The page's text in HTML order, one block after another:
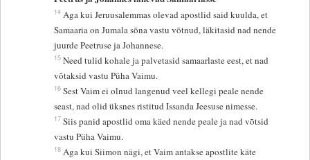
14 Aga kui Jeruusalemmas olevad apostlid said kuulda, et
Samaaria on Jumala sõna vastu võtnud, läkitasid nad nende
juurde Peetruse ja Johannese.
15 Need tulid kohale ja palvetasid samaarlaste eest, et nad
võtaksid vastu Püha Vaimu.
16 Sest Vaim ei olnud langenud veel kellegi peale nende
seast, nad olid üksnes ristitud Issanda Jeesuse nimesse.
17 Siis panid apostlid oma käed nende peale ja nad võtsid
vastu Püha Vaimu.
18 Aga kui Siimon nägi, et Vaim antakse apostlite käte